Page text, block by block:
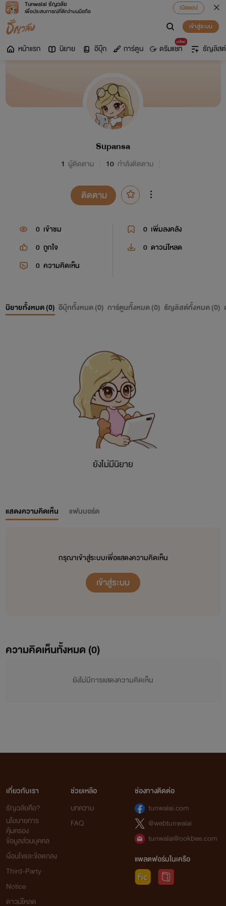
Tunwalai ธัญวลัย
เพื่อประสบการณ์ที่ดีกว่าบนมือถือ
เปิดแอป
เข้าสู่ระบบ
หน้าแรก นิยาย อีบุ๊ก การ์ตูน
มาใหม่
ดรีมแชท ธัญลิสต์
Supansa
1 ผู้ติดตาม 10 กำลังติดตาม
ติดตาม
0 เข้าชม 0 เพิ่มลงคลัง
0 ถูกใจ 0 ดาวน์โหลด
0 ความคิดเห็น
นิยายทั้งหมด (0) อีบุ๊กทั้งหมด (0) การ์ตูนทั้งหมด (0) ธัญลิสต์ทั้งหมด (0)
ยังไม่มีนิยาย
แสดงความคิดเห็น แฟนบอร์ด
กรุณาเข้าสู่ระบบเพื่อแสดงความคิดเห็น
เข้าสู่ระบบ
ความคิดเห็นทั้งหมด (0)
ยังไม่มีการแสดงความคิดเห็น
เกี่ยวกับเรา
ธัญวลัยคือ?
นโยบายการ
คุ้มครอง
ข้อมูลส่วนบุคคล
เงื่อนไขและข้อตกลง
Third-Party
Notice
ดาวน์โหลด
ช่วยเหลือ
บทความ
FAQ
ช่องทางติดต่อ
tunwalai.com
@webtunwalai
tunwalai@ookbee.com
แพลตฟอร์มในเครือ